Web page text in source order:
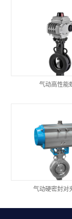
气动高性能
气动硬密封对